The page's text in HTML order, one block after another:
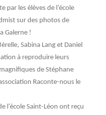
Lynette
la
est
sorti
!!!
par les élèves de l’école
sur des photos de
Galerne !
Sabina Lang et Daniel
à reproduire leurs
de Stéphane
Raconte-nous le
l’école Saint-Léon ont reçu